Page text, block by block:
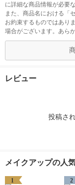
に詳細な商品情報が必要
また、商品名における「
お約束するものではあり
場合がございます。あら
レビュー
投稿さ
メイクアップの人
1 2